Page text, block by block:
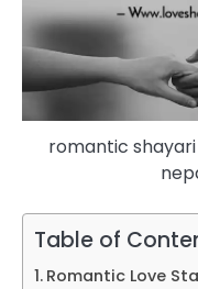
romantic
Table of
Romantic Love